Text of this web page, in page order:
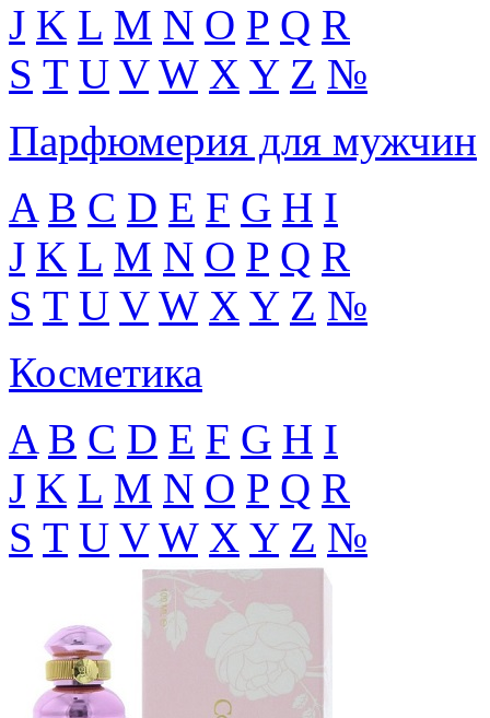
J K L M N O P Q R
S T U V W X Y Z №
Парфюмерия для мужчин
A B C D E F G H I
J K L M N O P Q R
S T U V W X Y Z №
Косметика
A B C D E F G H I
J K L M N O P Q R
S T U V W X Y Z №